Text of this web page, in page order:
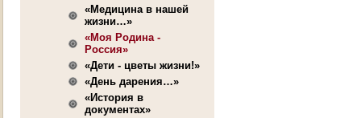
«Медицина в нашей
жизни…»
«Моя Родина -
Россия»
«Дети - цветы жизни!»
«День дарения…»
«История в
документах»